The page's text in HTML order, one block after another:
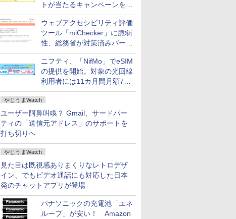
トが当たるキャンペーンをX
で実施。8月16日まで
ウェブアクセシビリティ評価
ツール「miChecker」に脆弱
性、総務省が対策済みバージ
ョンへの更新を呼び掛け
ニフティ、「NifMo」でeSIM
の提供を開始。対象の光回線
利用者には11カ月間月額770
円割引のキャンペーン
やじうまWatch
ユーザー阿鼻叫喚？ Gmail、サードパー
ティの「送信元アドレス」のサポートを
打ち切りへ
やじうまWatch
見た目は既視感ありまくりなレトロデザ
イン、でもビデオ通話にも対応した日本
発のチャットアプリが登場
パナソニックの充電池「エネ
ループ」が安い！ Amazon